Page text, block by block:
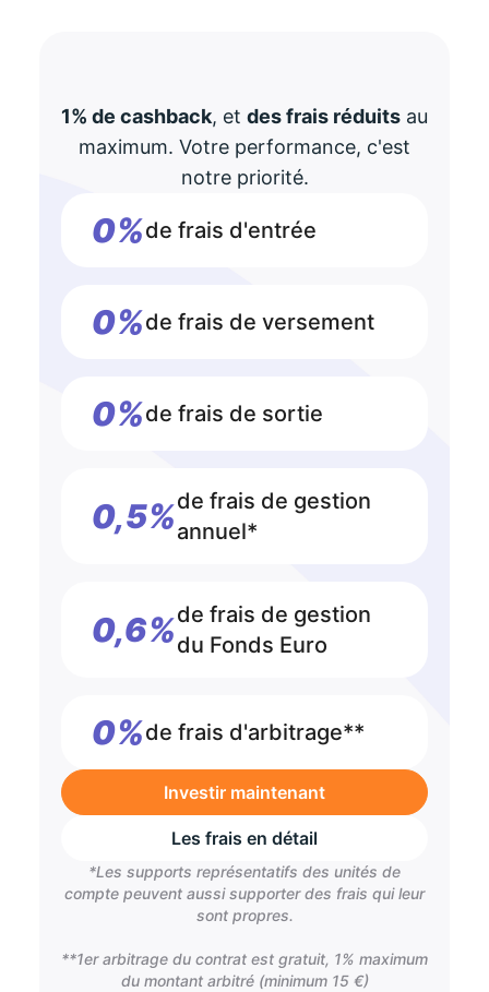
1% de cashback, et des frais réduits au
maximum. Votre performance, c'est
notre priorité.
0%de frais d'entrée
0%de frais de versement
0%de frais de sortie
0,5%de frais de gestion
annuel*
0,6%de frais de gestion
du Fonds Euro
0%de frais d'arbitrage**
Investir maintenant
Les frais en détail
*Les supports représentatifs des unités de
compte peuvent aussi supporter des frais qui leur
sont propres.
**1er arbitrage du contrat est gratuit, 1% maximum
du montant arbitré (minimum 15 €)